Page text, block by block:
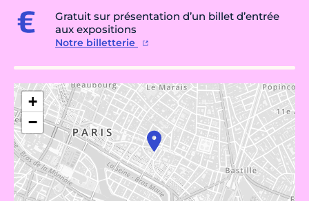
Gratuit sur présentation d’un billet d’entrée
aux expositions
Notre billetterie
+
−